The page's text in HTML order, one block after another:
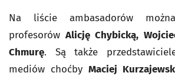
Na liście ambasadorów
profesorówAlicję Chybicką,
Chmurę. Są także
mediów choćby Maciej